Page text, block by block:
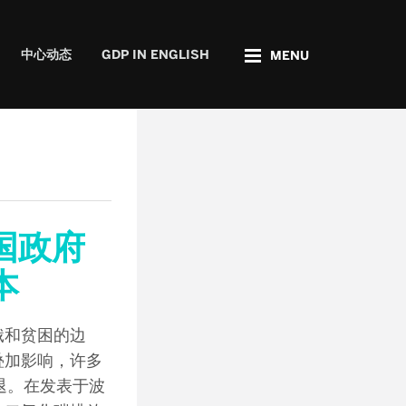
中心动态
GDP IN ENGLISH MENU
政府
贫困的边
影响，许多
。在发表于波